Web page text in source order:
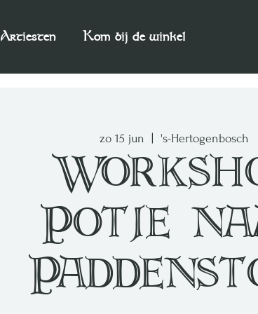
Artiesten Kom bij de winkel
zo 15 jun 's-Hertogenbosch
Potje